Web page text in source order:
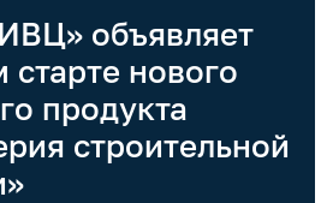
объявляет
нового
продукта
строительной